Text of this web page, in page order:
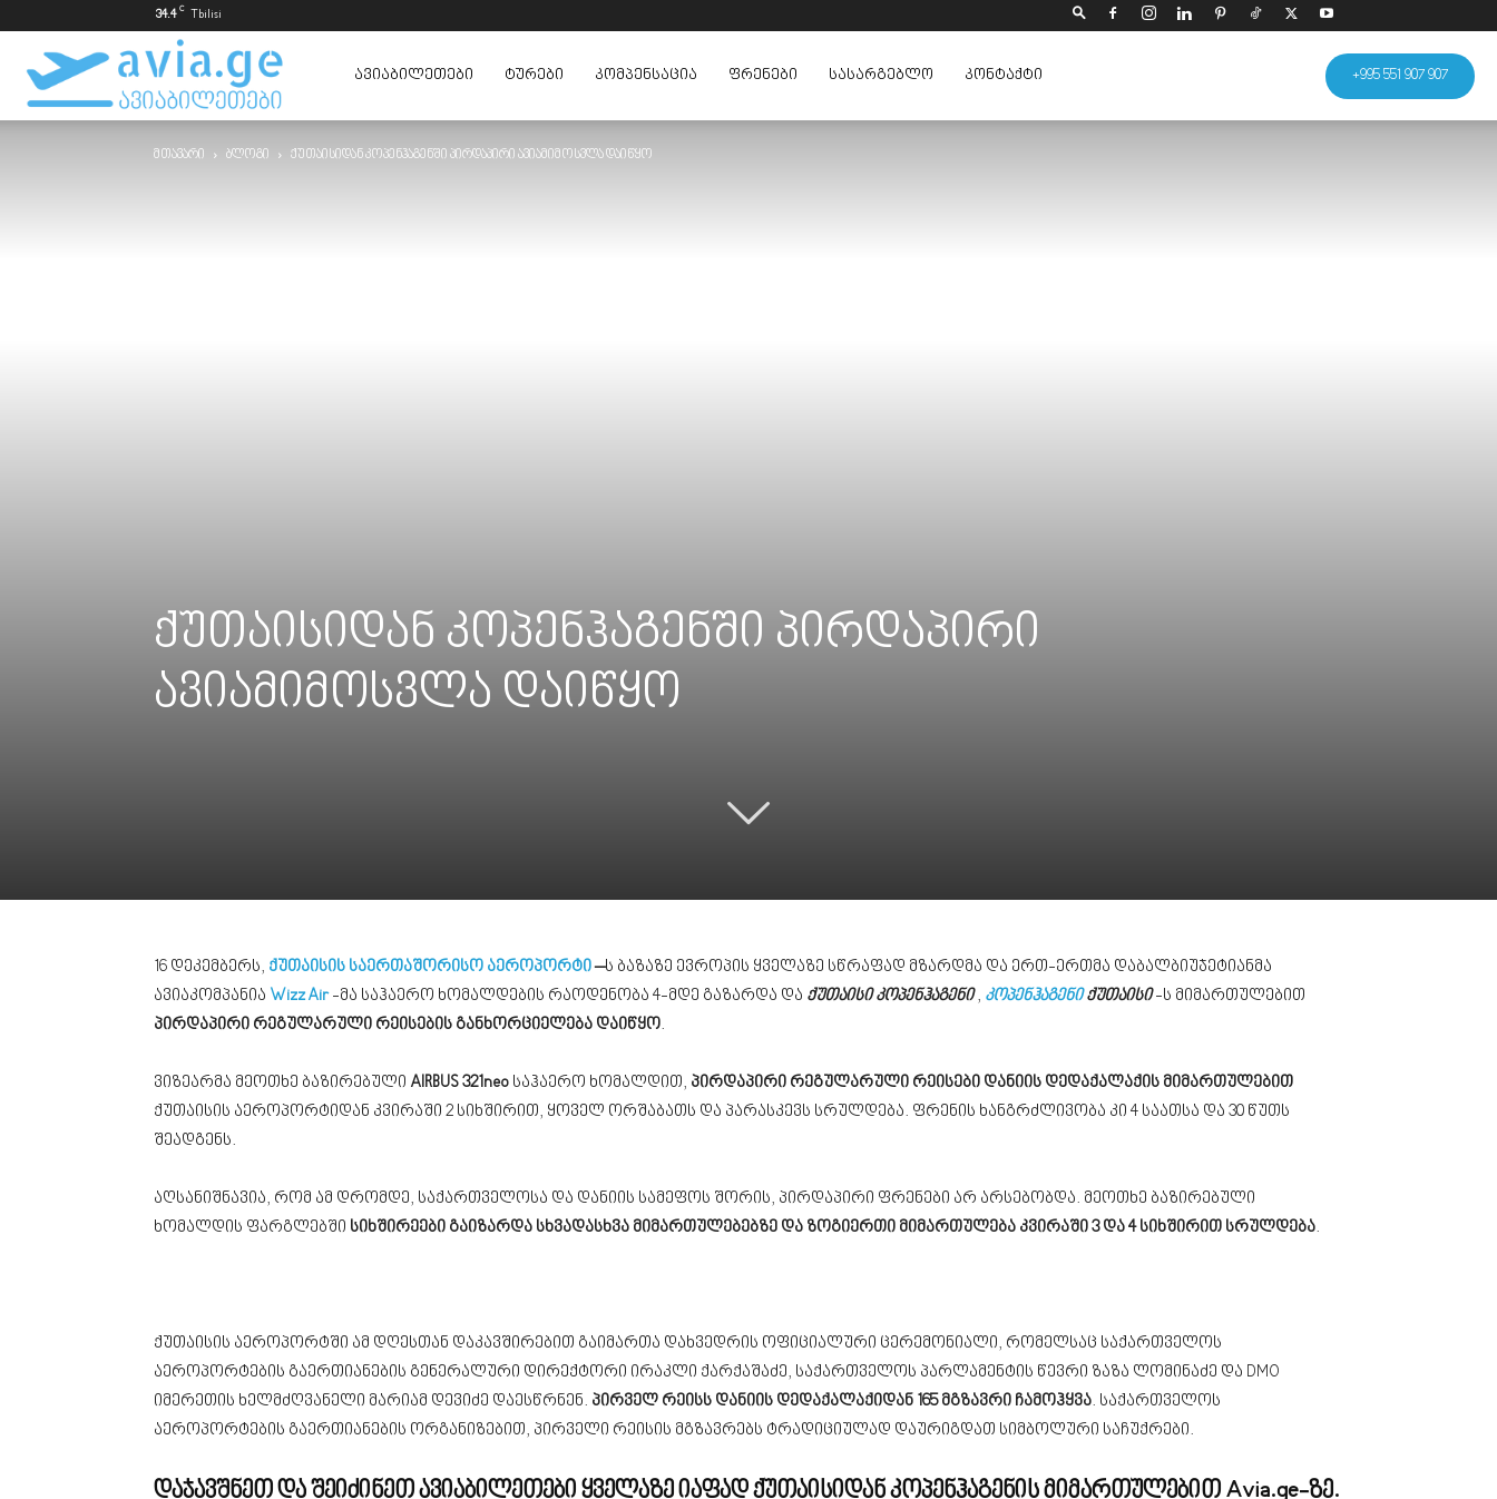
34.4 C Tbilisi
+995 551 907 907
ავიაბილეთები
ყველაზე
ᲐᲕᲘᲐᲑᲘᲚᲔᲗᲔᲑᲘ ᲢᲣᲠᲔᲑᲘ ᲙᲝᲛᲞᲔᲜᲡᲐᲪᲘᲐ ᲤᲠᲔᲜᲔᲑᲘ ᲡᲐᲡᲐᲠᲒᲔᲑᲚᲝ ᲙᲝᲜᲢᲐᲥᲢᲘ
მთავარი ბლოგი ქუთაისიდან კოპენჰაგენში პირდაპირი ავიამიმოსვლა დაიწყო
ქუთაისიდან კოპენჰაგენში პირდაპირი
ავიამიმოსვლა დაიწყო
16 დეკემბერს, ქუთაისის საერთაშორისო აეროპორტი–ს ბაზაზე ევროპის ყველაზე სწრაფად მზარდმა და ერთ-ერთმა დაბალბიუჯეტიანმა
ავიაკომპანია Wizz Air-მა საჰაერო ხომალდების რაოდენობა 4-მდე გაზარდა და ქუთაისი კოპენჰაგენი, კოპენჰაგენიქუთაისი-ს მიმართულებით
პირდაპირი რეგულარული რეისების განხორციელება დაიწყო.
ვიზეარმა მეოთხე ბაზირებული AIRBUS 321neo საჰაერო ხომალდით, პირდაპირი რეგულარული რეისები დანიის დედაქალაქის მიმართულებით
ქუთაისის აეროპორტიდან კვირაში 2 სიხშირით, ყოველ ორშაბათს და პარასკევს სრულდება. ფრენის ხანგრძლივობა კი 4 საათსა და 30 წუთს
შეადგენს.
აღსანიშნავია, რომ ამ დრომდე, საქართველოსა და დანიის სამეფოს შორის, პირდაპირი ფრენები არ არსებობდა. მეოთხე ბაზირებული
ხომალდის ფარგლებში სიხშირეები გაიზარდა სხვადასხვა მიმართულებებზე და ზოგიერთი მიმართულება კვირაში 3 და 4 სიხშირით სრულდება.
ქუთაისის აეროპორტში ამ დღესთან დაკავშირებით გაიმართა დახვედრის ოფიციალური ცერემონიალი, რომელსაც საქართველოს
აეროპორტების გაერთიანების გენერალური დირექტორი ირაკლი ქარქაშაძე, საქართველოს პარლამენტის წევრი ზაზა ლომინაძე და DMO
იმერეთის ხელმძღვანელი მარიამ დევიძე დაესწრნენ. პირველ რეისს დანიის დედაქალაქიდან 165 მგზავრი ჩამოჰყვა. საქართველოს
აეროპორტების გაერთიანების ორგანიზებით, პირველი რეისის მგზავრებს ტრადიციულად დაურიგდათ სიმბოლური საჩუქრები.
დაჯავშნეთ და შეიძინეთ ავიაბილეთები ყველაზე იაფად ქუთაისიდან კოპენჰაგენის მიმართულებით Avia.ge-ზე.